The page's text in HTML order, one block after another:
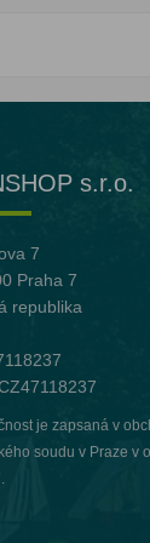
s.r.o.
7
Praha 7
republika
je zapsaná v
soudu v Praze v